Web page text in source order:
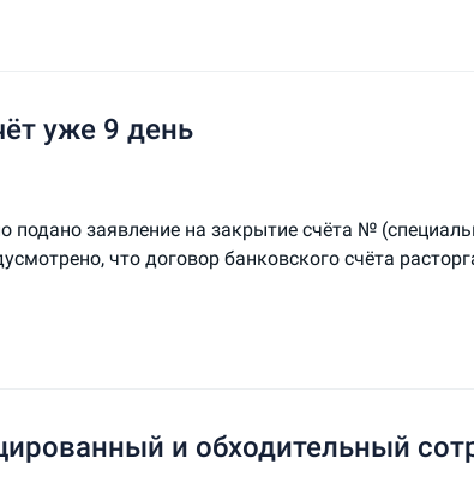
уже 9 день
подано заявление на закрытие счёта №
что договор банковского счёта
и обходительный